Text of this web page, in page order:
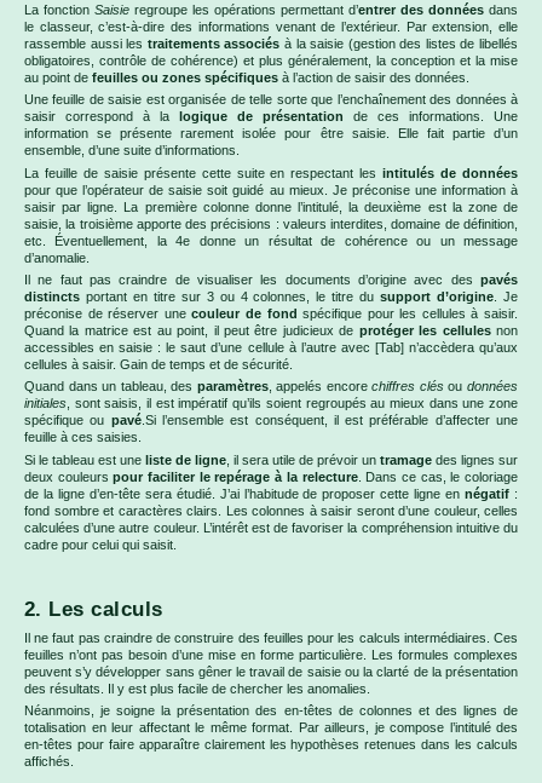
La fonction Saisie regroupe les opérations permettant d’entrer des données dans
le classeur, c’est-à-dire des informations venant de l’extérieur. Par extension, elle
rassemble aussi les traitements associés à la saisie (gestion des listes de libellés
obligatoires, contrôle de cohérence) et plus généralement, la conception et la mise
au point de feuilles ou zones spécifiques à l’action de saisir des données.
Une feuille de saisie est organisée de telle sorte que l’enchaînement des données à
saisir correspond à la logique de présentation de ces informations. Une
information se présente rarement isolée pour être saisie. Elle fait partie d’un
ensemble, d’une suite d’informations.
La feuille de saisie présente cette suite en respectant lesintitulés de données
pour que l’opérateur de saisie soit guidé au mieux. Je préconise une information à
saisir par ligne. La première colonne donne l’intitulé, la deuxième est la zone de
saisie, la troisième apporte des précisions : valeurs interdites, domaine de définition,
etc. Éventuellement, la 4e donne un résultat de cohérence ou un message
d’anomalie.
Il ne faut pas craindre de visualiser les documents d’origine avec des pavés
distincts portant en titre sur 3 ou 4 colonnes, le titre dusupport d’origine . Je
préconise de réserver unecouleur de fond spécifique pour les cellules à saisir.
Quand la matrice est au point, il peut être judicieux de protéger les cellulesnon
accessibles en saisie : le saut d’une cellule à l’autre avec [Tab] n’accèdera qu’aux
cellules à saisir. Gain de temps et de sécurité.
Quand dans un tableau, des paramètres, appelés encorechiffres clésoudonnées
initiales , sont saisis, il est impératif qu’ils soient regroupés au mieux dans une zone
spécifique ou pavé.Si l’ensemble est conséquent, il est préférable d’affecter une
feuille à ces saisies.
Si le tableau est une liste de ligne , il sera utile de prévoir un tramage des lignes sur
deux couleurspour faciliter le repérage à la relecture. Dans ce cas, le coloriage
de la ligne d’en-tête sera étudié. J’ai l’habitude de proposer cette ligne ennégatif :
fond sombre et caractères clairs. Les colonnes à saisir seront d’une couleur, celles
calculées d’une autre couleur. L’intérêt est de favoriser la compréhension intuitive du
cadre pour celui qui saisit.
2. Les calculs
Il ne faut pas craindre de construire des feuilles pour les calculs intermédiaires. Ces
feuilles n’ont pas besoin d’une mise en forme particulière. Les formules complexes
peuvent s’y développer sans gêner le travail de saisie ou la clarté de la présentation
des résultats. Il y est plus facile de chercher les anomalies.
Néanmoins, je soigne la présentation des en-têtes de colonnes et des lignes de
totalisation en leur affectant le même format. Par ailleurs, je compose l’intitulé des
en-têtes pour faire apparaître clairement les hypothèses retenues dans les calculs
affichés.